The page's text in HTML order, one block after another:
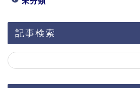
記事検索